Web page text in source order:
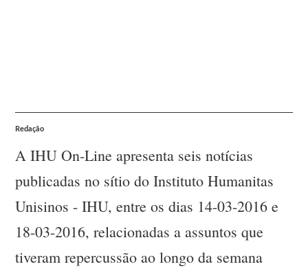
Redação
A IHU On-Line apresenta seis notícias
publicadas no sítio do Instituto Humanitas
Unisinos - IHU, entre os dias 14-03-2016 e
18-03-2016, relacionadas a assuntos que
tiveram repercussão ao longo da semana